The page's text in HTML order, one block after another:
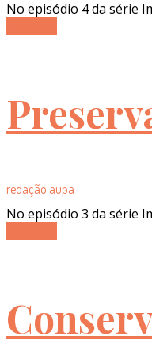
No episódio 4 da série
redação aupa
No episódio 3 da série